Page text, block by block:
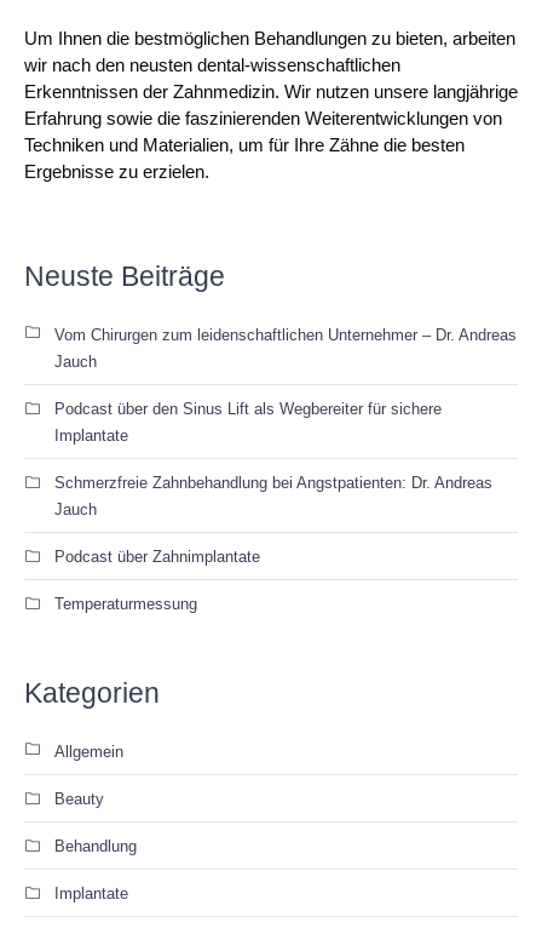
Um Ihnen die bestmöglichen Behandlungen zu bieten, arbeiten
wir nach den neusten dental-wissenschaftlichen
Erkenntnissen der Zahnmedizin. Wir nutzen unsere langjährige
Erfahrung sowie die faszinierenden Weiterentwicklungen von
Techniken und Materialien, um für Ihre Zähne die besten
Ergebnisse zu erzielen.
Neuste Beiträge
Vom Chirurgen zum leidenschaftlichen Unternehmer – Dr. Andreas
Jauch
Podcast über den Sinus Lift als Wegbereiter für sichere
Implantate
Schmerzfreie Zahnbehandlung bei Angstpatienten: Dr. Andreas
Jauch
Podcast über Zahnimplantate
Temperaturmessung
Kategorien
Allgemein
Beauty
Behandlung
Implantate